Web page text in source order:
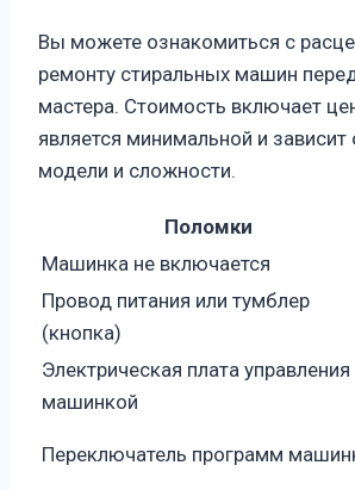
Вы можете ознакомиться с
ремонту стиральных машин
мастера. Стоимость включает
является минимальной и зависит
модели и сложности.
Поломки
Машинка не включается
Провод питания или тумблер
(кнопка)
Электрическая плата управления
машинкой
Переключатель программ